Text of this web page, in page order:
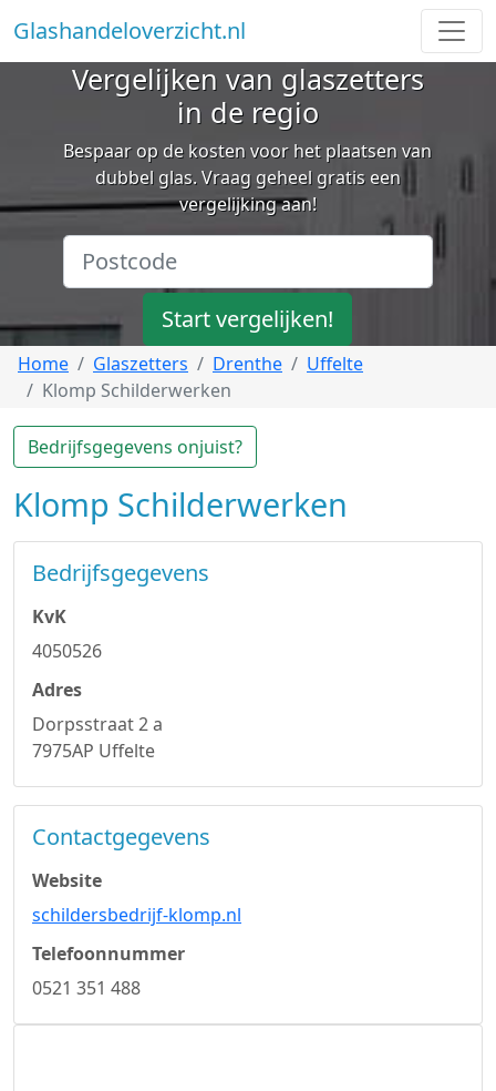
Glashandeloverzicht.nl
Vergelijken van glaszetters
in de regio
Bespaar op de kosten voor het plaatsen van
dubbel glas. Vraag geheel gratis een
vergelijking aan!
Start vergelijken!
Home Glaszetters Drenthe
Uffelte
Klomp Schilderwerken
Bedrijfsgegevens onjuist?
Klomp Schilderwerken
Bedrijfsgegevens
KvK
4050526
Adres
Dorpsstraat 2 a
7975AP Uffelte
Contactgegevens
Website
schildersbedrijf-klomp.nl
Telefoonnummer
0521 351 488